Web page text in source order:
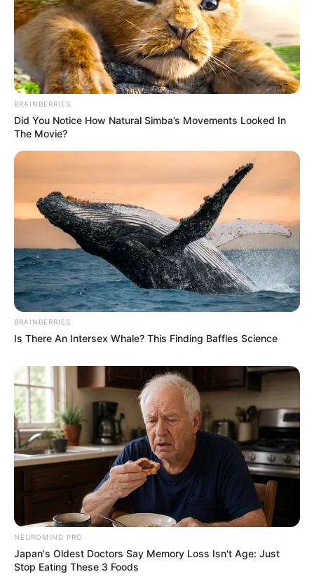
BRAINBERRIES
Did You Notice How Natural Simba’s Movements Looked In
The Movie?
BRAINBERRIES
Is There An Intersex Whale? This Finding Baffles Science
NEUROMIND PRO
Japan's Oldest Doctors Say Memory Loss Isn't Age: Just
Stop Eating These 3 Foods